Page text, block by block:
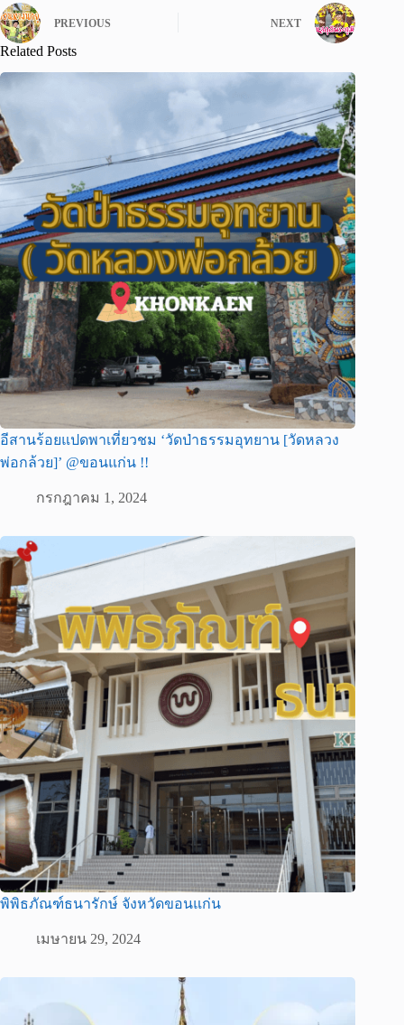
PREVIOUS NEXT
Related Posts
อีสานร้อยแปดพาเที่ยวชม ‘วัดป่าธรรมอุทยาน [วัดหลวง
พ่อกล้วย]’ @ขอนแก่น !!
กรกฎาคม 1, 2024
พิพิธภัณฑ์ธนารักษ์ จังหวัดขอนแก่น
เมษายน 29, 2024